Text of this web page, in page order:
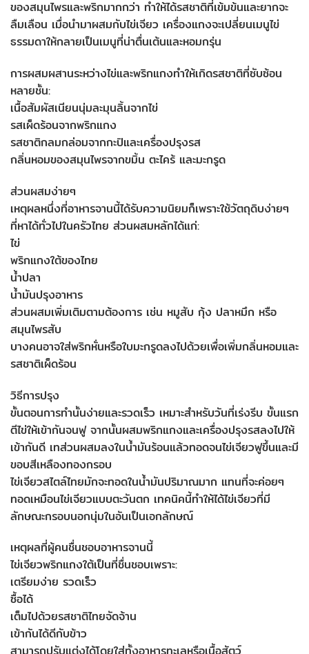
ของสมุนไพรและพริกมากกว่า ทำให้ได้รสชาติที่เข้มข้นและยากจะ
ลืมเลือน เมื่อนำมาผสมกับไข่เจียว เครื่องแกงจะเปลี่ยนเมนูไข่
ธรรมดาให้กลายเป็นเมนูที่น่าตื่นเต้นและหอมกรุ่น
การผสมผสานระหว่างไข่และพริกแกงทำให้เกิดรสชาติที่ซับซ้อน
หลายชั้น:
เนื้อสัมผัสเนียนนุ่มละมุนลิ้นจากไข่
รสเผ็ดร้อนจากพริกแกง
รสชาติกลมกล่อมจากกะปิและเครื่องปรุงรส
กลิ่นหอมของสมุนไพรจากขมิ้น ตะไคร้ และมะกรูด
ส่วนผสมง่ายๆ
เหตุผลหนึ่งที่อาหารจานนี้ได้รับความนิยมก็เพราะใช้วัตถุดิบง่ายๆ
ที่หาได้ทั่วไปในครัวไทย ส่วนผสมหลักได้แก่:
ไข่
พริกแกงใต้ของไทย
น้ำปลา
น้ำมันปรุงอาหาร
ส่วนผสมเพิ่มเติมตามต้องการ เช่น หมูสับ กุ้ง ปลาหมึก หรือ
สมุนไพรสับ
บางคนอาจใส่พริกหั่นหรือใบมะกรูดลงไปด้วยเพื่อเพิ่มกลิ่นหอมและ
รสชาติเผ็ดร้อน
วิธีการปรุง
ขั้นตอนการทำนั้นง่ายและรวดเร็ว เหมาะสำหรับวันที่เร่งรีบ ขั้นแรก
ตีไข่ให้เข้ากันจนฟู จากนั้นผสมพริกแกงและเครื่องปรุงรสลงไปให้
เข้ากันดี เทส่วนผสมลงในน้ำมันร้อนแล้วทอดจนไข่เจียวฟูขึ้นและมี
ขอบสีเหลืองทองกรอบ
ไข่เจียวสไตล์ไทยมักจะทอดในน้ำมันปริมาณมาก แทนที่จะค่อยๆ
ทอดเหมือนไข่เจียวแบบตะวันตก เทคนิคนี้ทำให้ได้ไข่เจียวที่มี
ลักษณะกรอบนอกนุ่มในอันเป็นเอกลักษณ์
เหตุผลที่ผู้คนชื่นชอบอาหารจานนี้
ไข่เจียวพริกแกงใต้เป็นที่ชื่นชอบเพราะ:
เตรียมง่าย รวดเร็ว
ซื้อได้
เต็มไปด้วยรสชาติไทยจัดจ้าน
เข้ากันได้ดีกับข้าว